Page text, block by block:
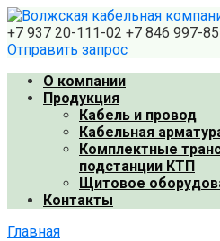
Перейти
к
контенту
+7 937 20-111-02 +7 846 997-
Отправить запрос
О компании
Продукция
Кабель и провод
Кабельная
Комплектные
подстанции КТП
Щитовое
Контакты
Главная